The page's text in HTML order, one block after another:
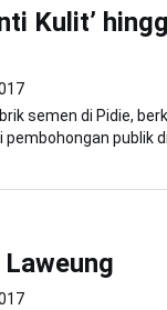
Kulit’
semen di Pidie,
pembohongan publik